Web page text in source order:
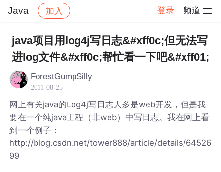
Java 加入 登录 频道
社区 Java 帖子详情
java项目用log4j写日志&#xff0c;但无法写
进log文件&#xff0c;帮忙看一下吧&#xff01;
ForestGumpSilly
2011-08-25
网上有关java的Log4j写日志大多是web开发，但是我
要在一个纯java工程（非web）中写日志。我在网上看
到一个例子：
http://blog.csdn.net/tower888/article/details/64526
99